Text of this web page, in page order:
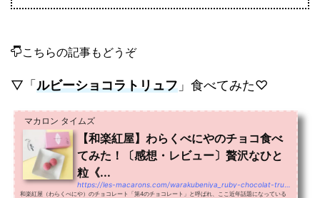
こちらの記事もどうぞ
▽「 ルビーショコラトリュフ 」食べてみた♡
マカロン タイムズ
【和楽紅屋】わらくべにやのチョコ食べ
てみた！〔感想・レビュー〕贅沢なひと
粒《...
和楽紅屋（わらくべにや）のチョコレート「第4のチョコレート」と呼ばれ、ここ近年話題になっている